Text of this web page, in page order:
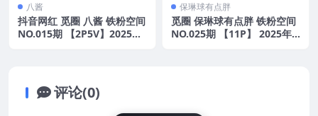
八酱
抖音网红 觅圈 八酱 铁粉空间
NO.015期 【2P5V】2025年
保琳球有点胖
觅圈 保琳球有点胖 铁粉空间
NO.025期 【11P】 2025年
评论(0)